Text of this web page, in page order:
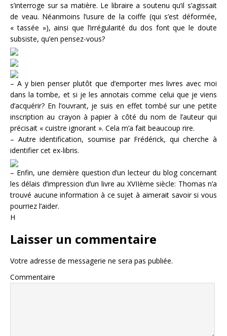
s’interroge sur sa matière. Le libraire a soutenu qu’il s’agissait
de veau. Néanmoins l’usure de la coiffe (qui s’est déformée,
« tassée »), ainsi que l’irrégularité du dos font que le doute
subsiste, qu’en pensez-vous?
– A y bien penser plutôt que d’emporter mes livres avec moi
dans la tombe, et si je les annotais comme celui que je viens
d’acquérir? En l’ouvrant, je suis en effet tombé sur une petite
inscription au crayon à papier à côté du nom de l’auteur qui
précisait « cuistre ignorant ». Cela m’a fait beaucoup rire.
– Autre identification, soumise par Frédérick, qui cherche à
identifier cet ex-libris.
– Enfin, une dernière question d’un lecteur du blog concernant
les délais d’impression d’un livre au XVIIème siècle: Thomas n’a
trouvé aucune information à ce sujet à aimerait savoir si vous
pourriez l’aider.
H
Laisser un commentaire
Votre adresse de messagerie ne sera pas publiée.
Commentaire